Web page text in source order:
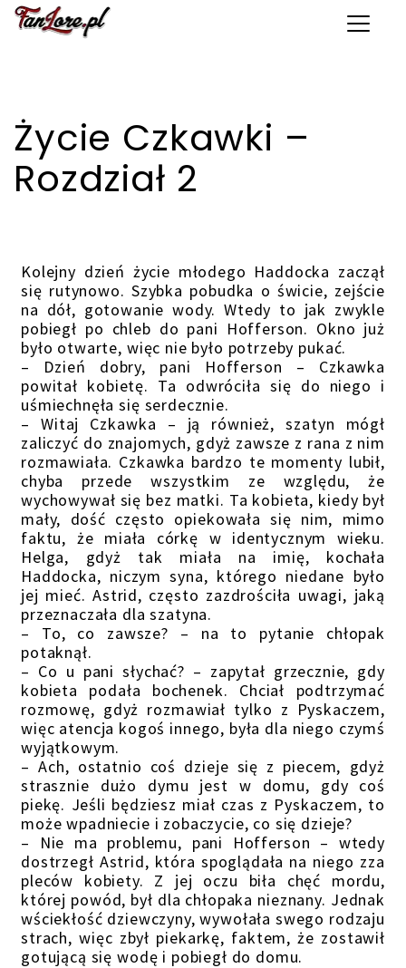
Toggle
Życie Czkawki –
Rozdział 2
Kolejny dzień życie młodego Haddocka zaczął
się rutynowo. Szybka pobudka o świcie, zejście
na dół, gotowanie wody. Wtedy to jak zwykle
pobiegł po chleb do pani Hofferson. Okno już
było otwarte, więc nie było potrzeby pukać.
– Dzień dobry, pani Hofferson – Czkawka
powitał kobietę. Ta odwróciła się do niego i
uśmiechnęła się serdecznie.
– Witaj Czkawka – ją również, szatyn mógł
zaliczyć do znajomych, gdyż zawsze z rana z nim
rozmawiała. Czkawka bardzo te momenty lubił,
chyba przede wszystkim ze względu, że
wychowywał się bez matki. Ta kobieta, kiedy był
mały, dość często opiekowała się nim, mimo
faktu, że miała córkę w identycznym wieku.
Helga, gdyż tak miała na imię, kochała
Haddocka, niczym syna, którego niedane było
jej mieć. Astrid, często zazdrościła uwagi, jaką
przeznaczała dla szatyna.
– To, co zawsze? – na to pytanie chłopak
potaknął.
– Co u pani słychać? – zapytał grzecznie, gdy
kobieta podała bochenek. Chciał podtrzymać
rozmowę, gdyż rozmawiał tylko z Pyskaczem,
więc atencja kogoś innego, była dla niego czymś
wyjątkowym.
– Ach, ostatnio coś dzieje się z piecem, gdyż
strasznie dużo dymu jest w domu, gdy coś
piekę. Jeśli będziesz miał czas z Pyskaczem, to
może wpadniecie i zobaczycie, co się dzieje?
– Nie ma problemu, pani Hofferson – wtedy
dostrzegł Astrid, która spoglądała na niego zza
pleców kobiety. Z jej oczu biła chęć mordu,
której powód, był dla chłopaka nieznany. Jednak
wściekłość dziewczyny, wywołała swego rodzaju
strach, więc zbył piekarkę, faktem, że zostawił
gotującą się wodę i pobiegł do domu.